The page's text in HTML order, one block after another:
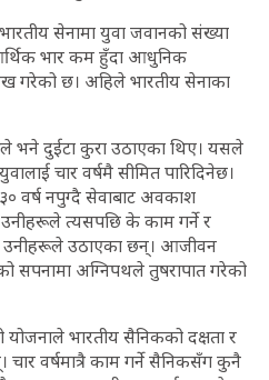
सेनामा युवा जवानको संख्या
भार कम हुँदा आधुनिक
गरेको छ। अहिले भारतीय सेनाका
भने दुईटा कुरा उठाएका थिए। यसले
चार वर्षमै सीमित पारिदिनेछ।
वर्ष नपुग्दै सेवाबाट अवकाश
त्यसपछि के काम गर्ने र
उनीहरूले उठाएका छन्। आजीवन
सपनामा अग्निपथले तुषरापात गरेको
भारतीय सैनिकको दक्षता र
चार वर्षमात्रै काम गर्ने सैनिकसँग कुनै